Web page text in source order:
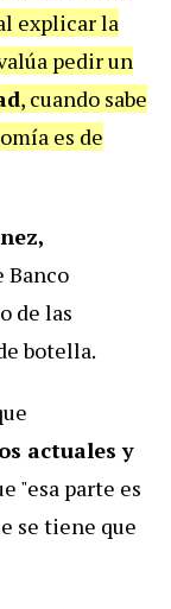
explicar la
pedir un
, cuando sabe
es de
Banco
de las
botella.
actuales y
"esa parte es
se tiene que